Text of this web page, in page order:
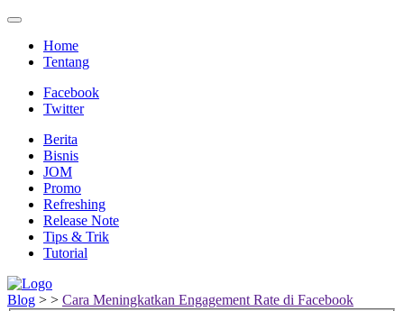
Home
Tentang
Facebook
Twitter
Berita
Bisnis
JOM
Promo
Refreshing
Release Note
Tips & Trik
Tutorial
Blog > > Cara Meningkatkan Engagement Rate di Facebook